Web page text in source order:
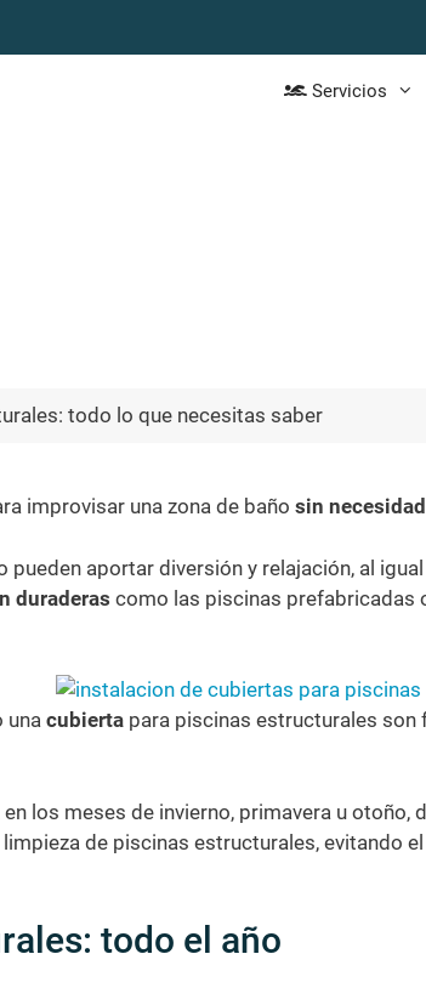
Servicios
todo lo que necesitas saber
improvisar una zona de baño sin
aportar diversión y relajación, al
duraderas como las piscinas prefabricadas
una cubierta para piscinas estructurales son
los meses de invierno, primavera u
de piscinas estructurales, evitando el
todo el año